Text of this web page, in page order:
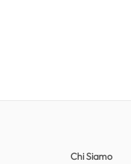
Chi Siamo